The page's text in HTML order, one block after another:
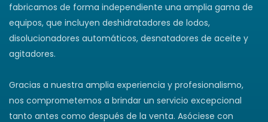
fabricamos de forma independiente una amplia gama de
equipos, que incluyen deshidratadores de lodos,
disolucionadores automáticos, desnatadores de aceite y
agitadores.
Gracias a nuestra amplia experiencia y profesionalismo,
nos comprometemos a brindar un servicio excepcional
tanto antes como después de la venta. Asóciese con